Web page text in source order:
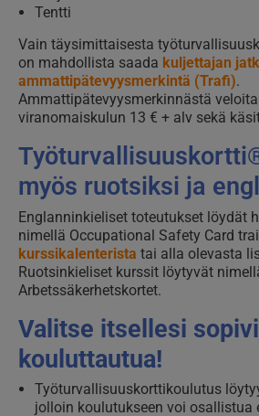
Tentti
Vain täysimittaisesta
on mahdollista saada kuljettajan
ammattipätevyysmerkintä (Trafi).
Ammattipätevyysmerkinnästä
viranomaiskulun 13 € + alv sekä
myös ruotsiksi ja
Englanninkieliset toteutukset löydät
nimellä Occupational Safety Card
kurssikalenterista tai alla olevasta
Ruotsinkieliset kurssit löytyvät
Arbetssäkerhetskortet.
Valitse itsellesi
kouluttautua!
Työturvallisuuskorttikoulutus
jolloin koulutukseen voi osallistua